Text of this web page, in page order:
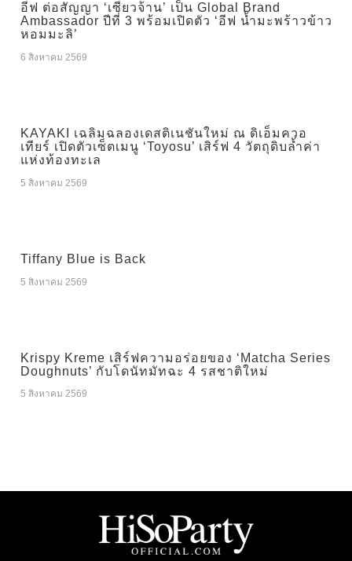
อีฟ ต่อสัญญา ‘เซียวจ้าน’ เป็น Global Brand
Ambassador ปีที่ 3 พร้อมเปิดตัว ‘อีฟ น้ำมะพร้าวข้าว
หอมมะลิ’
6 สิงหาคม 2569
KAYAKI เฉลิมฉลองเดสติเนชันใหม่ ณ ดิเอ็มควอ
เทียร์ เปิดตัวเซ็ตเมนู ‘Toyosu’ เสิร์ฟ 4 วัตถุดิบล้ำค่า
แห่งท้องทะเล
5 สิงหาคม 2569
Tiffany Blue is Back
5 สิงหาคม 2569
Krispy Kreme เสิร์ฟความอร่อยของ ‘Matcha Series
Doughnuts’ กับโดนัทมัทฉะ 4 รสชาติใหม่
5 สิงหาคม 2569